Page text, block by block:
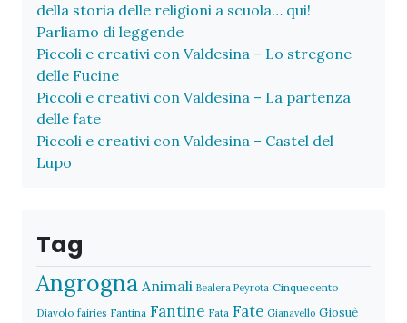
della storia delle religioni a scuola… qui!
Parliamo di leggende
Piccoli e creativi con Valdesina – Lo stregone
delle Fucine
Piccoli e creativi con Valdesina – La partenza
delle fate
Piccoli e creativi con Valdesina – Castel del
Lupo
Tag
Angrogna Animali Bealera Peyrota Cinquecento
Diavolo fairies Fantina Fantine Fata Fate Gianavello Giosuè